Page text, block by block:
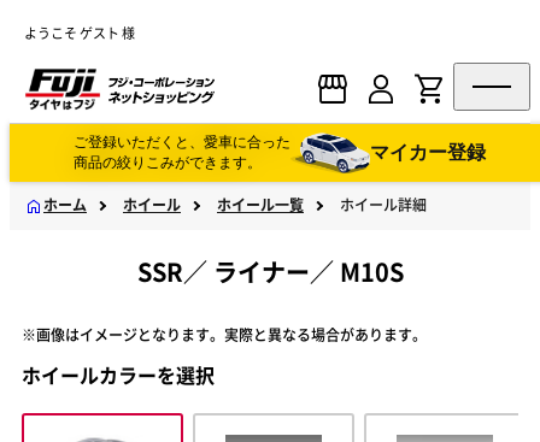
ようこそ ゲスト 様
ご登録いただくと、愛車に合った
商品の絞りこみができます。
マイカー登録
ホーム ホイール ホイール一覧 ホイール詳細
SSR／ ライナー／ M10S
※画像はイメージとなります。実際と異なる場合があります。
ホイールカラーを選択